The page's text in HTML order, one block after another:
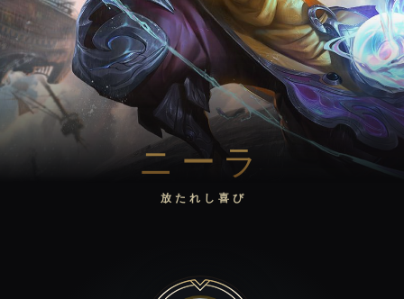
ニーラ
放たれし喜び